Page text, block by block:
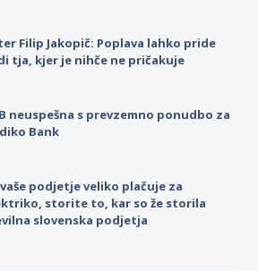
Filip Jakopič: Poplava lahko pride
tja, kjer je nihče ne pričakuje
neuspešna s prevzemno ponudbo za
Bank
vaše podjetje veliko plačuje za
storite to, kar so že storila
slovenska podjetja